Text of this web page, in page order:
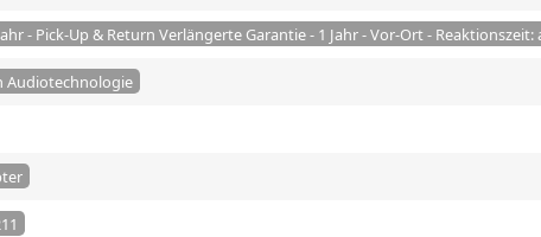
- Pick-Up & Return Verlängerte Garantie - 1 Jahr - Vor-Ort -
Audiotechnologie